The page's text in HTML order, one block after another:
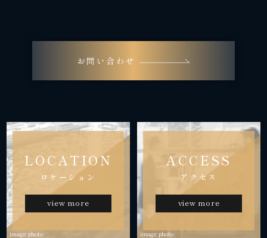
お問い合わせ
LOCATION
ロケーション
view more
image photo
ACCESS
アクセス
view more
image photo